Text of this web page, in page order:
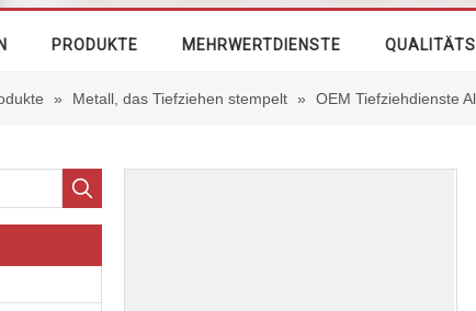
PRODUKTE MEHRWERTDIENSTE
» Metall, das Tiefziehen stempelt » OEM Tiefziehdienste